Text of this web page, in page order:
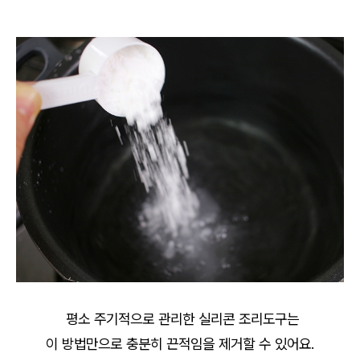
평소 주기적으로 관리한 실리콘 조리도구는
이 방법만으로 충분히 끈적임을 제거할 수 있어요.